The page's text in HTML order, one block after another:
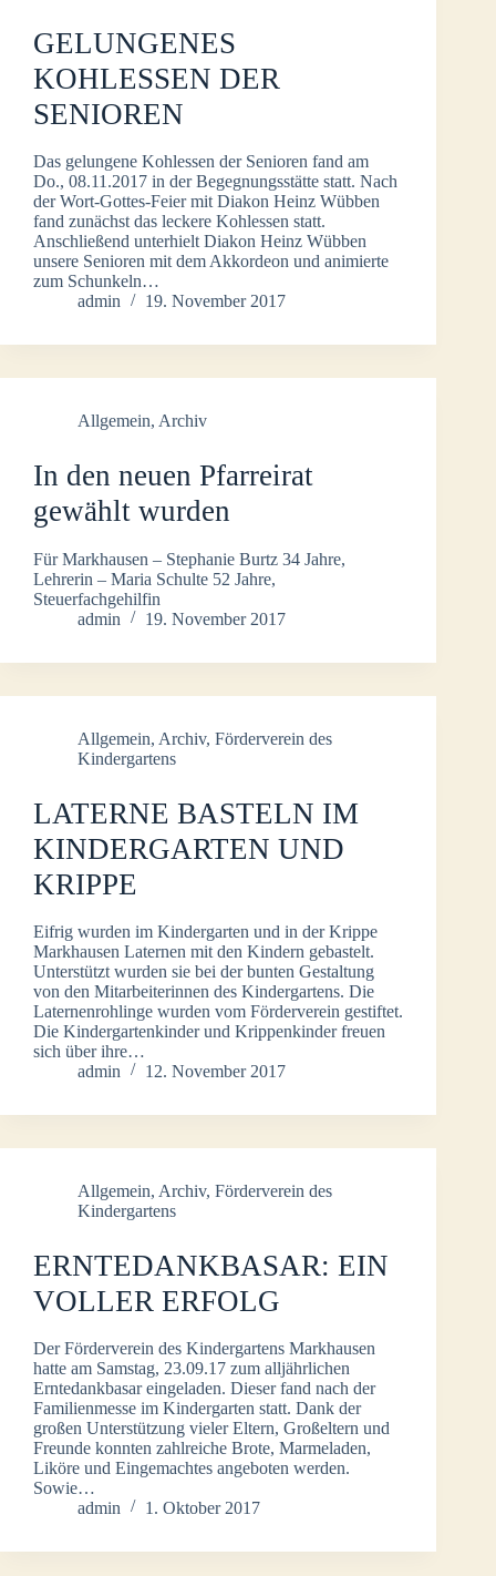
GELUNGENES
KOHLESSEN DER
SENIOREN
Das gelungene Kohlessen der Senioren fand am
Do., 08.11.2017 in der Begegnungsstätte statt. Nach
der Wort-Gottes-Feier mit Diakon Heinz Wübben
fand zunächst das leckere Kohlessen statt.
Anschließend unterhielt Diakon Heinz Wübben
unsere Senioren mit dem Akkordeon und animierte
zum Schunkeln…
admin
19. November 2017
Allgemein, Archiv
In den neuen Pfarreirat
gewählt wurden
Für Markhausen – Stephanie Burtz 34 Jahre,
Lehrerin – Maria Schulte 52 Jahre,
Steuerfachgehilfin
admin
19. November 2017
Allgemein, Archiv, Förderverein des
Kindergartens
LATERNE BASTELN IM
KINDERGARTEN UND
KRIPPE
Eifrig wurden im Kindergarten und in der Krippe
Markhausen Laternen mit den Kindern gebastelt.
Unterstützt wurden sie bei der bunten Gestaltung
von den Mitarbeiterinnen des Kindergartens. Die
Laternenrohlinge wurden vom Förderverein gestiftet.
Die Kindergartenkinder und Krippenkinder freuen
sich über ihre…
admin
12. November 2017
Allgemein, Archiv, Förderverein des
Kindergartens
ERNTEDANKBASAR: EIN
VOLLER ERFOLG
Der Förderverein des Kindergartens Markhausen
hatte am Samstag, 23.09.17 zum alljährlichen
Erntedankbasar eingeladen. Dieser fand nach der
Familienmesse im Kindergarten statt. Dank der
großen Unterstützung vieler Eltern, Großeltern und
Freunde konnten zahlreiche Brote, Marmeladen,
Liköre und Eingemachtes angeboten werden.
Sowie…
admin
1. Oktober 2017